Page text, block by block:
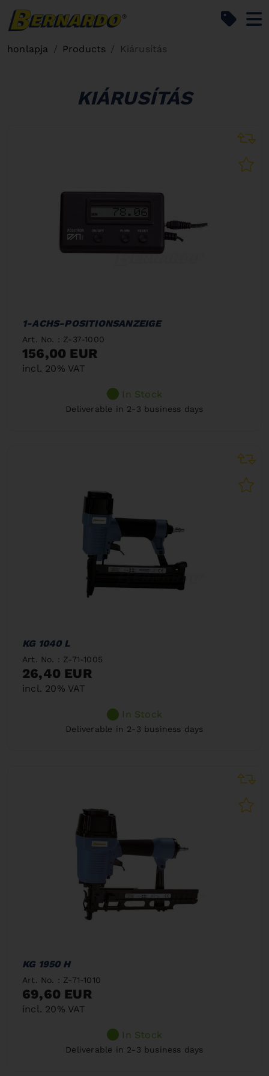
honlapja Products Kiárusítás
KIÁRUSÍTÁS
1-ACHS-POSITIONSANZEIGE
Art. No. : Z-37-1000
156,00 EUR
incl. 20% VAT
In Stock
Deliverable in 2-3 business days
KG 1040 L
Art. No. : Z-71-1005
26,40 EUR
incl. 20% VAT
In Stock
Deliverable in 2-3 business days
KG 1950 H
Art. No. : Z-71-1010
69,60 EUR
incl. 20% VAT
In Stock
Deliverable in 2-3 business days